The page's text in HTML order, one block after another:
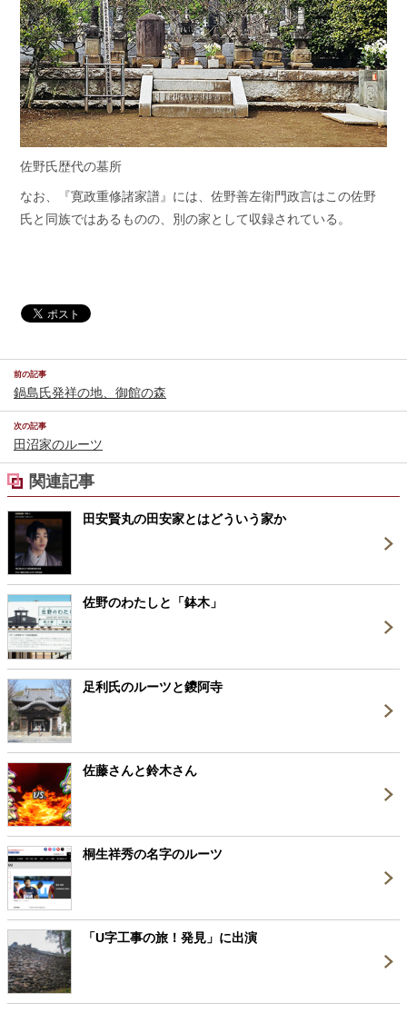
佐野氏歴代の墓所
なお、『寛政重修諸家譜』には、佐野善左衛門政言はこの佐野
氏と同族ではあるものの、別の家として収録されている。
前の記事
鍋島氏発祥の地、御館の森
次の記事
田沼家のルーツ
関連記事
田安賢丸の田安家とはどういう家か
佐野のわたしと「鉢木」
足利氏のルーツと鑁阿寺
佐藤さんと鈴木さん
桐生祥秀の名字のルーツ
「U字工事の旅！発見」に出演